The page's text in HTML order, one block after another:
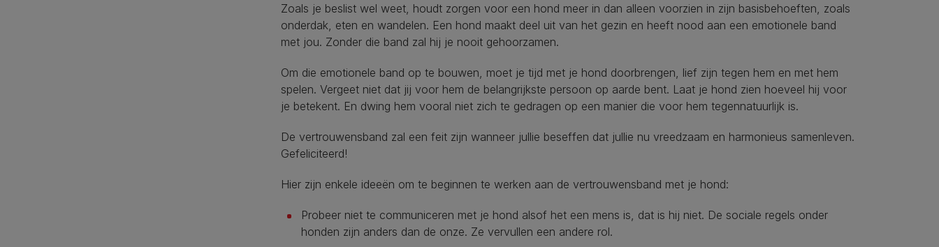
Zoals je beslist wel weet, houdt zorgen voor een hond meer in dan alleen voorzien in zijn basisbehoeften, zoals
onderdak, eten en wandelen. Een hond maakt deel uit van het gezin en heeft nood aan een emotionele band
met jou. Zonder die band zal hij je nooit gehoorzamen.
Om die emotionele band op te bouwen, moet je tijd met je hond doorbrengen, lief zijn tegen hem en met hem
spelen. Vergeet niet dat jij voor hem de belangrijkste persoon op aarde bent. Laat je hond zien hoeveel hij voor
je betekent. En dwing hem vooral niet zich te gedragen op een manier die voor hem tegennatuurlijk is.
De vertrouwensband zal een feit zijn wanneer jullie beseffen dat jullie nu vreedzaam en harmonieus samenleven.
Gefeliciteerd!
Hier zijn enkele ideeën om te beginnen te werken aan de vertrouwensband met je hond:
Probeer niet te communiceren met je hond alsof het een mens is, dat is hij niet. De sociale regels onder
honden zijn anders dan de onze. Ze vervullen een andere rol.